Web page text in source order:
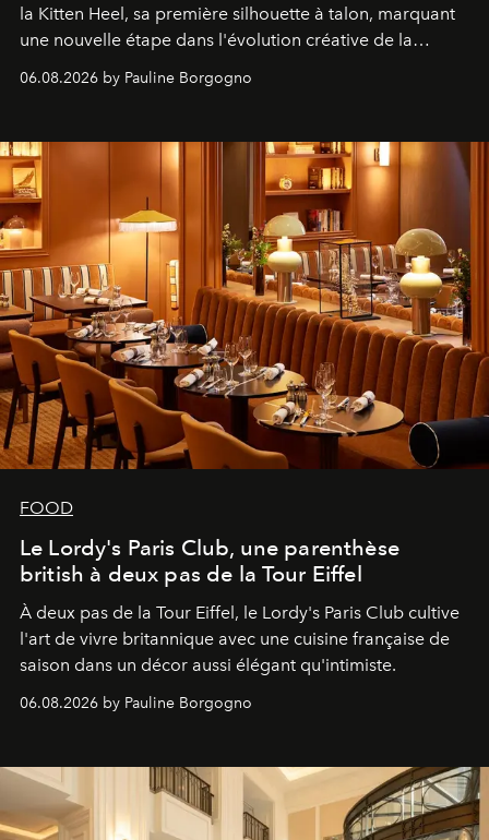
la Kitten Heel, sa première silhouette à talon, marquant
une nouvelle étape dans l'évolution créative de la
06.08.2026 by Pauline Borgogno
FOOD
Le Lordy's Paris Club, une parenthèse
british à deux pas de la Tour Eiffel
À deux pas de la Tour Eiffel, le Lordy's Paris Club cultive
l'art de vivre britannique avec une cuisine française de
saison dans un décor aussi élégant qu'intimiste.
06.08.2026 by Pauline Borgogno